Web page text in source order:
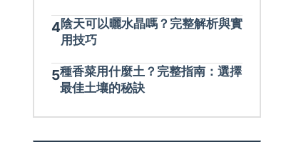
4陰天可以曬水晶嗎？完整解析與實
用技巧
5種香菜用什麼土？完整指南：選擇
最佳土壤的秘訣